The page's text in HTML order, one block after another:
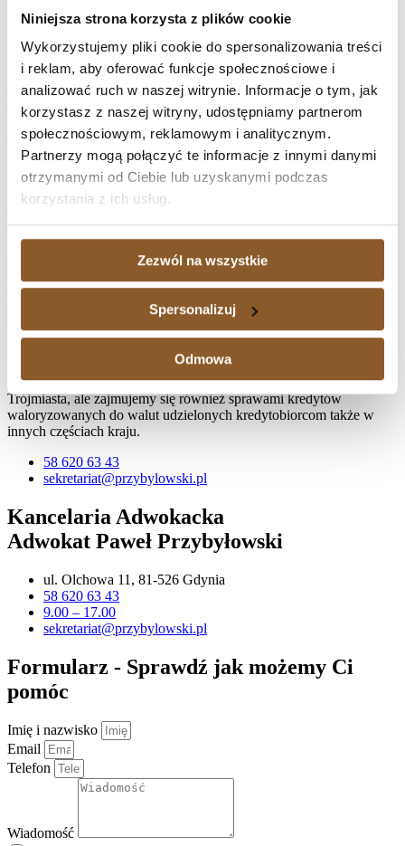
Niniejsza strona korzysta z plików cookie
Wykorzystujemy pliki cookie do spersonalizowania treści
i reklam, aby oferować funkcje społecznościowe i
analizować ruch w naszej witrynie. Informacje o tym, jak
korzystasz z naszej witryny, udostępniamy partnerom
społecznościowym, reklamowym i analitycznym.
Partnerzy mogą połączyć te informacje z innymi danymi
otrzymanymi od Ciebie lub uzyskanymi podczas
korzystania z ich usług.
Zezwól na wszystkie
Spersonalizuj
Odmowa
ponadto konsumenci nie zostali przez bank odpowiednio pouczeni o
ryzyku związanym z umową. Sąd podkreślił, iż umowa ta narażała
konsumentów a niczym nieograniczone ryzyko finansowe. Ponadto
Sąd podkreślił, iż powodom przysługiwał interes prawny w
powództwie o ustalenie, ponieważ koniecznym było unormowanie
obowiązków stron na przyszłość, a także wskazał, iż pozwany bank
zachował się wobec konsumentów nielojalnie, w szczególności
poprzez fakt wydania klientom niejednoznacznego zaświadczenia o
dokonanych wpłatach na rzecz umowy. Wskazano, iż w sytuacji
gdy konsumenci żądali unieważnienia umowy, Sąd nie mógł
uzupełnić umowy o nową treść.
Facebook
LinkedIn
9.11.2021 – Wygrana sprawa przeciwko Bank Millennium S.A.
– umowa kredytu nieważna w całości
19.11.2021 – Wygrana sprawa przeciwko PKO BP S.A. – umowa
kredytu nieważna w całości
Następny
Naprawdę warto zawalczyć o swoje prawa, zwłaszcza, jeśli spłata
także wtedy, gdy istnieje potrzeba sprzedaży nieruchomości
obciążonej hipoteką. Kancelaria Adwokacka działa na terenie
Trójmiasta, ale zajmujemy się również sprawami kredytów
waloryzowanych do walut udzielonych kredytobiorcom także w
innych częściach kraju.
58 620 63 43
sekretariat@przybylowski.pl
Kancelaria Adwokacka
Adwokat Paweł Przybyłowski
ul. Olchowa 11, 81-526 Gdynia
58 620 63 43
9.00 – 17.00
sekretariat@przybylowski.pl
Formularz - Sprawdź jak możemy Ci
pomóc
Imię i nazwisko
Email
Telefon
Wiadomość